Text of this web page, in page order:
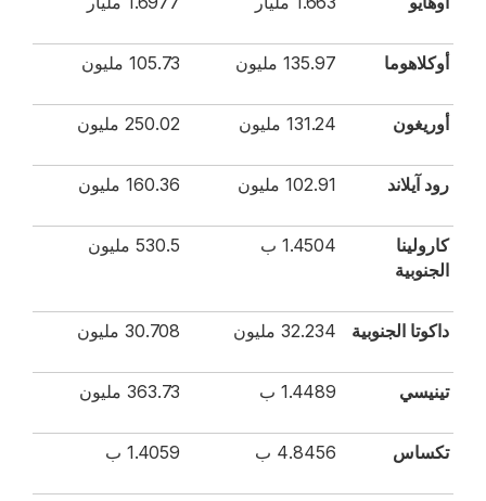
أوكلاهوما 135.97 مليون 105.73 مليون
أوريغون 131.24 مليون 250.02 مليون
رود آيلاند 102.91 مليون 160.36 مليون
كارولينا
الجنوبية
1.4504 ب 530.5 مليون
داكوتا الجنوبية 32.234 مليون 30.708 مليون
تينيسي 1.4489 ب 363.73 مليون
تكساس 4.8456 ب 1.4059 ب